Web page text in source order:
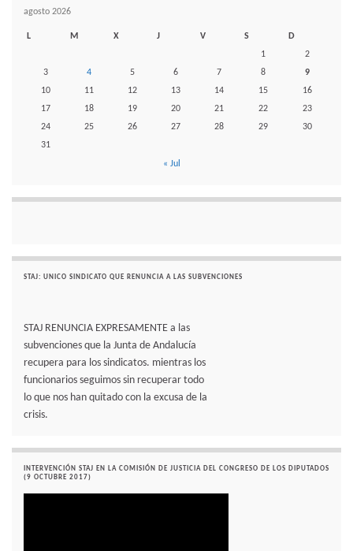
agosto 2026
L M X J V S
D
1
2
3
4 5 6 7 8
9
10
11 12 13 14 15
16
17
18 19 20 21 22
23
24
25 26 27 28 29
30
31
« Jul
STAJ: UNICO SINDICATO QUE RENUNCIA A LAS SUBVENCIONES
STAJ RENUNCIA EXPRESAMENTE a las
subvenciones que la Junta de Andalucía
recupera para los sindicatos. mientras los
funcionarios seguimos sin recuperar todo
lo que nos han quitado con la excusa de la
crisis.
INTERVENCIÓN STAJ EN LA COMISIÓN DE JUSTICIA DEL CONGRESO DE LOS DIPUTADOS
(9 OCTUBRE 2017)